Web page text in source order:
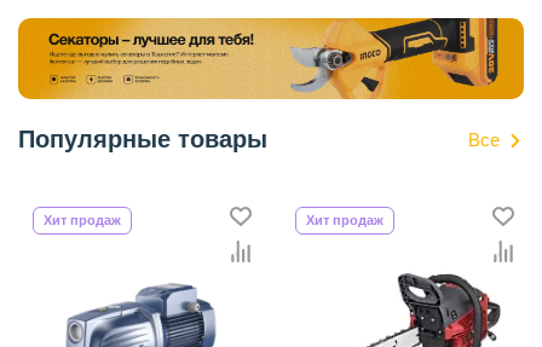
Популярные товары Все
Хит продаж Хит продаж